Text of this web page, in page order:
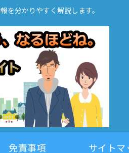
を分かりやすく解説します。
免責事項 サイトマ